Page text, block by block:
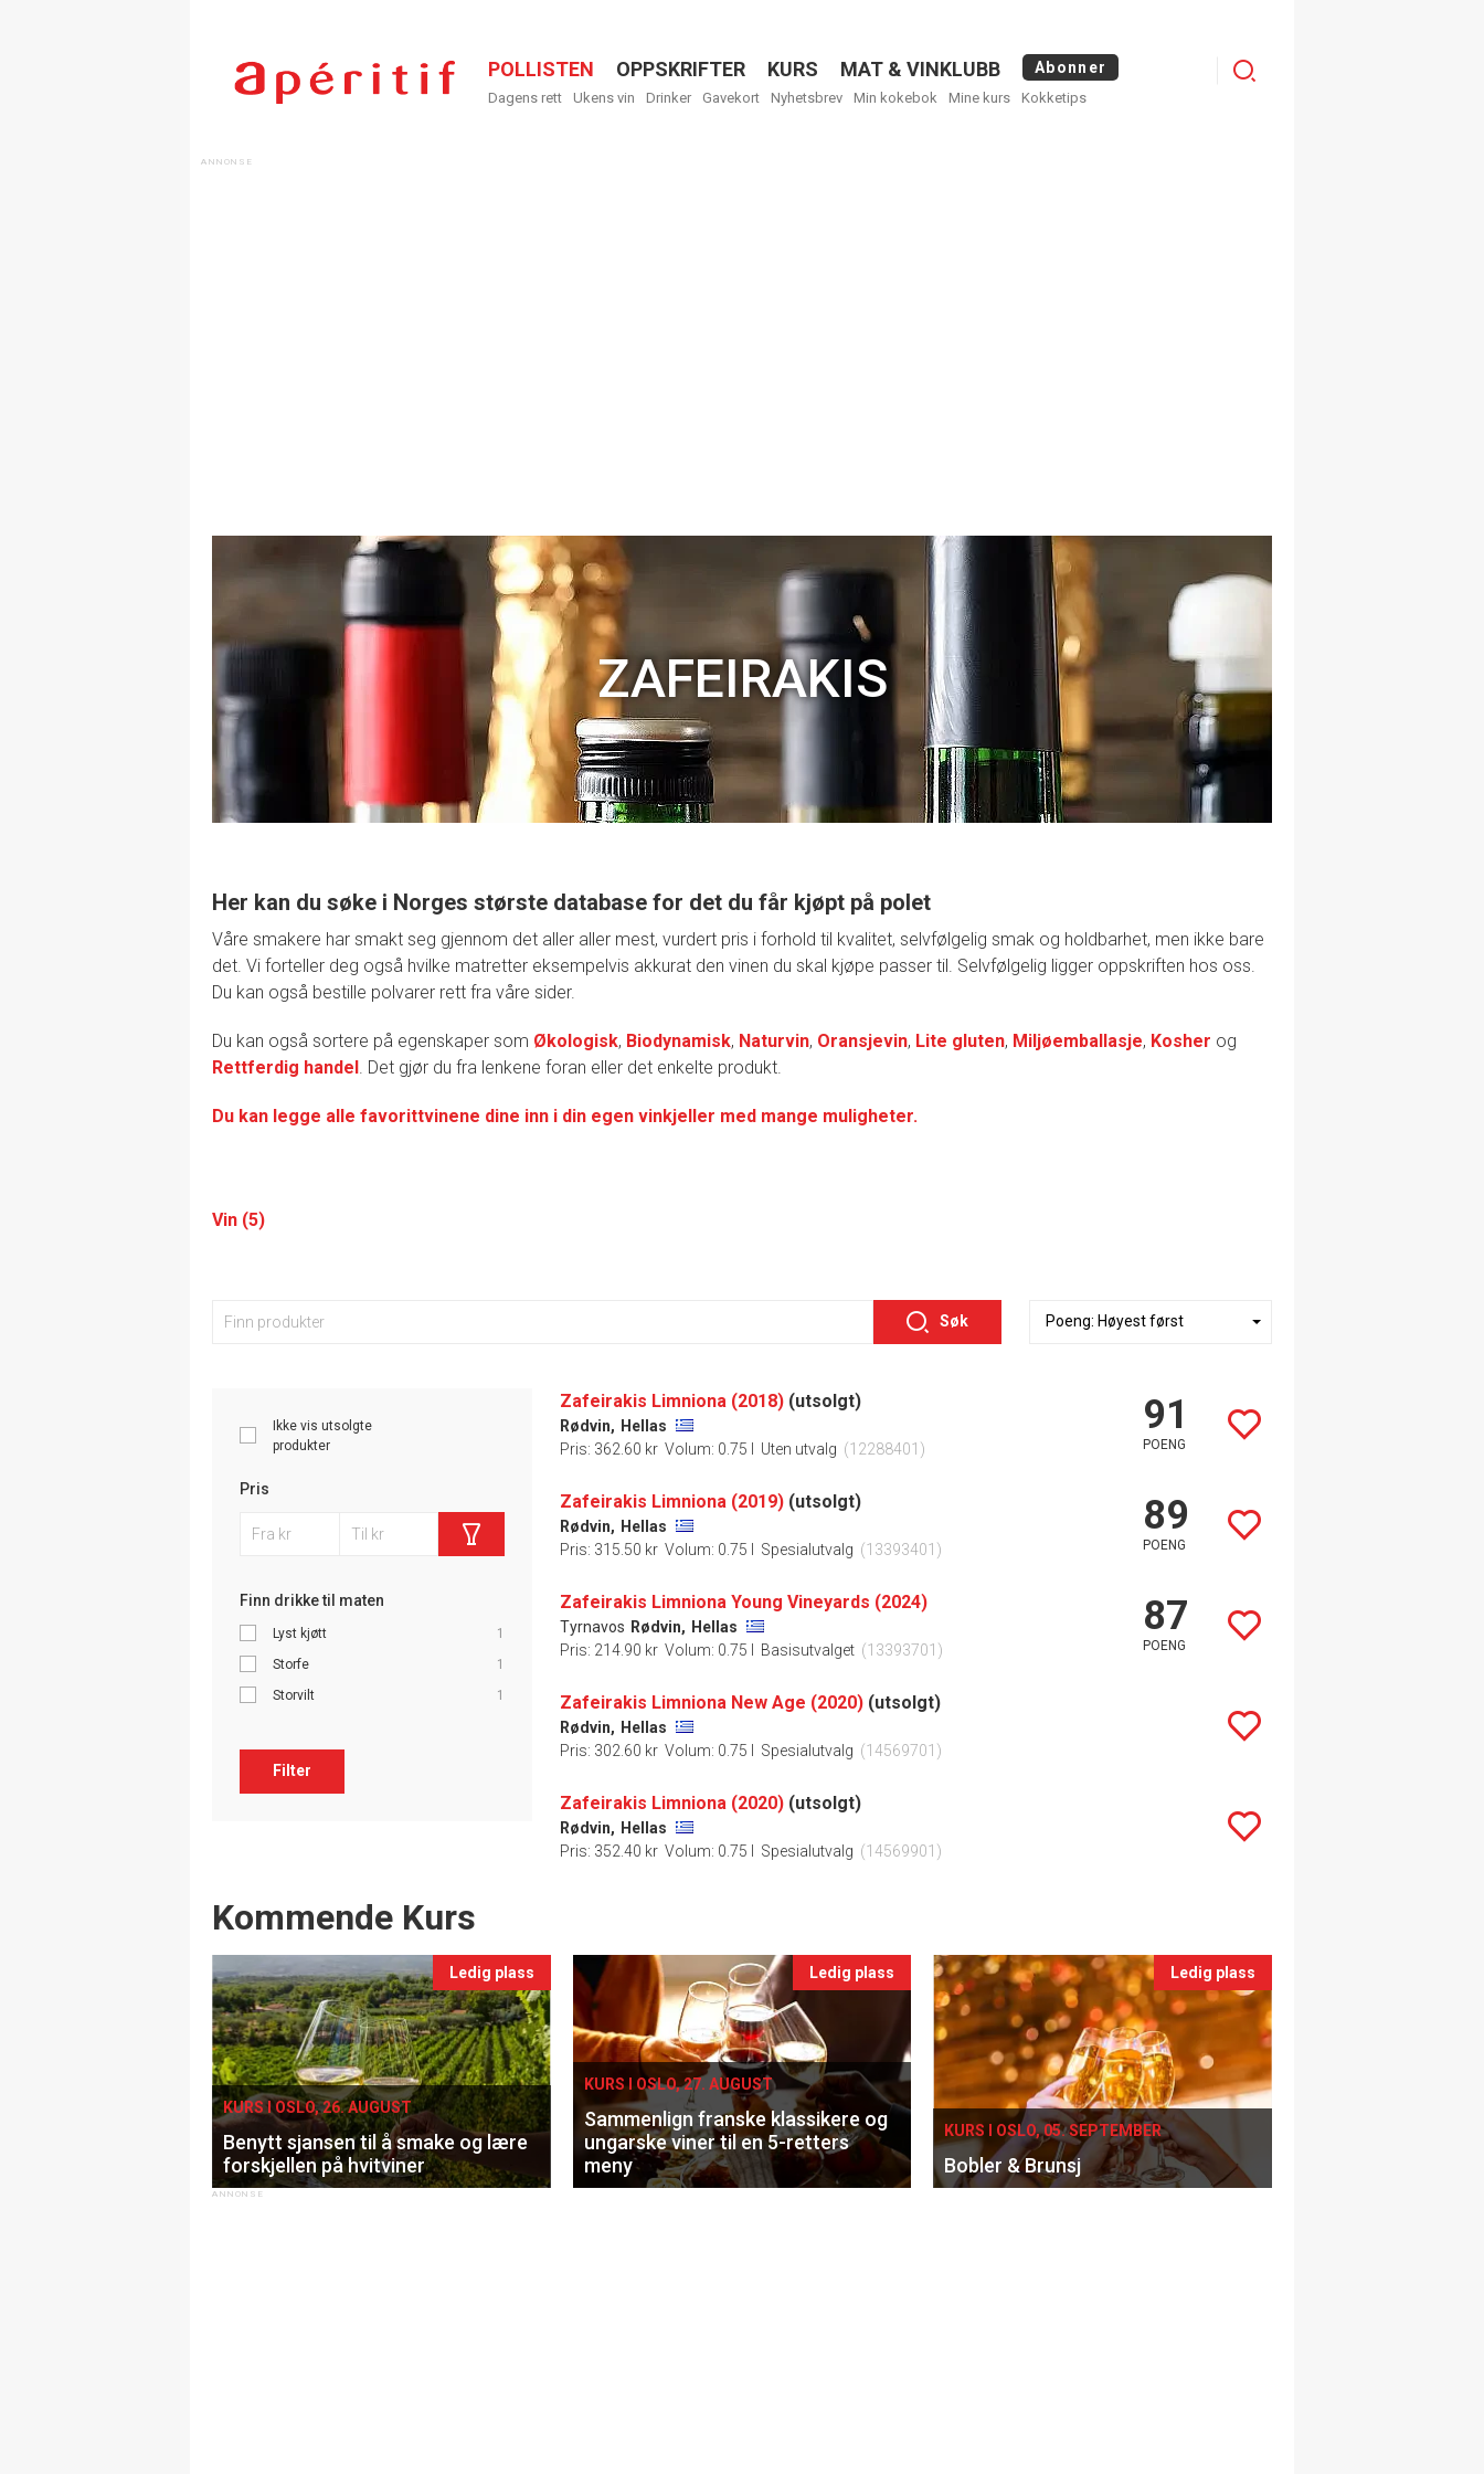
Menu
POLLISTEN OPPSKRIFTER KURS MAT & VINKLUBB Abonner
Dagens rett Ukens vin Drinker Gavekort Nyhetsbrev Min kokebok Mine kurs Kokketips
Logg
ZAFEIRAKIS
Her kan du søke i Norges største database for det du får kjøpt på polet
Våre smakere har smakt seg gjennom det aller aller mest, vurdert pris i forhold til kvalitet, selvfølgelig smak og holdbarhet, men ikke bare
det. Vi forteller deg også hvilke matretter eksempelvis akkurat den vinen du skal kjøpe passer til. Selvfølgelig ligger oppskriften hos oss.
Du kan også bestille polvarer rett fra våre sider.
Du kan også sortere på egenskaper som Økologisk, Biodynamisk, Naturvin, Oransjevin, Lite gluten, Miljøemballasje, Kosher og
Rettferdig handel. Det gjør du fra lenkene foran eller det enkelte produkt.
Du kan legge alle favorittvinene dine inn i din egen vinkjeller med mange muligheter.
Vin (5)
Søk
Ikke vis utsolgte
produkter
Pris
Finn drikke til maten
Lyst kjøtt
1
Storfe
1
Storvilt
1
Filter
Zafeirakis Limniona (2018) (utsolgt)
Rødvin, Hellas
Pris: 362.60 kr Volum: 0.75 l Uten utvalg (12288401)
91
POENG
Zafeirakis Limniona (2019) (utsolgt)
Rødvin, Hellas
Pris: 315.50 kr Volum: 0.75 l Spesialutvalg (13393401)
89
POENG
Zafeirakis Limniona Young Vineyards (2024)
Tyrnavos Rødvin, Hellas
Pris: 214.90 kr Volum: 0.75 l Basisutvalget (13393701)
87
POENG
Zafeirakis Limniona New Age (2020) (utsolgt)
Rødvin, Hellas
Pris: 302.60 kr Volum: 0.75 l Spesialutvalg (14569701)
Zafeirakis Limniona (2020) (utsolgt)
Rødvin, Hellas
Pris: 352.40 kr Volum: 0.75 l Spesialutvalg (14569901)
Events
Kommende Kurs
Ledig plass
KURS I OSLO, 26. AUGUST
Benytt sjansen til å smake og lære
forskjellen på hvitviner
Ledig plass
KURS I OSLO, 27. AUGUST
Sammenlign franske klassikere og
ungarske viner til en 5-retters
meny
Ledig plass
KURS I OSLO, 05. SEPTEMBER
Bobler & Brunsj